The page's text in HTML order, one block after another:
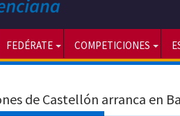
FEDÉRATE COMPETICIONES
de Castellón arranca en